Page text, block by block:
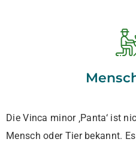
Die Vinca minor ‚Panta‘ ist
Mensch oder Tier bekannt.